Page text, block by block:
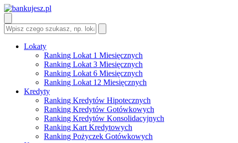
Lokaty
Ranking Lokat 1 Miesięcznych
Ranking Lokat 3 Miesięcznych
Ranking Lokat 6 Miesięcznych
Ranking Lokat 12 Miesięcznych
Kredyty
Ranking Kredytów Hipotecznych
Ranking Kredytów Gotówkowych
Ranking Kredytów Konsolidacyjnych
Ranking Kart Kredytowych
Ranking Pożyczek Gotówkowych